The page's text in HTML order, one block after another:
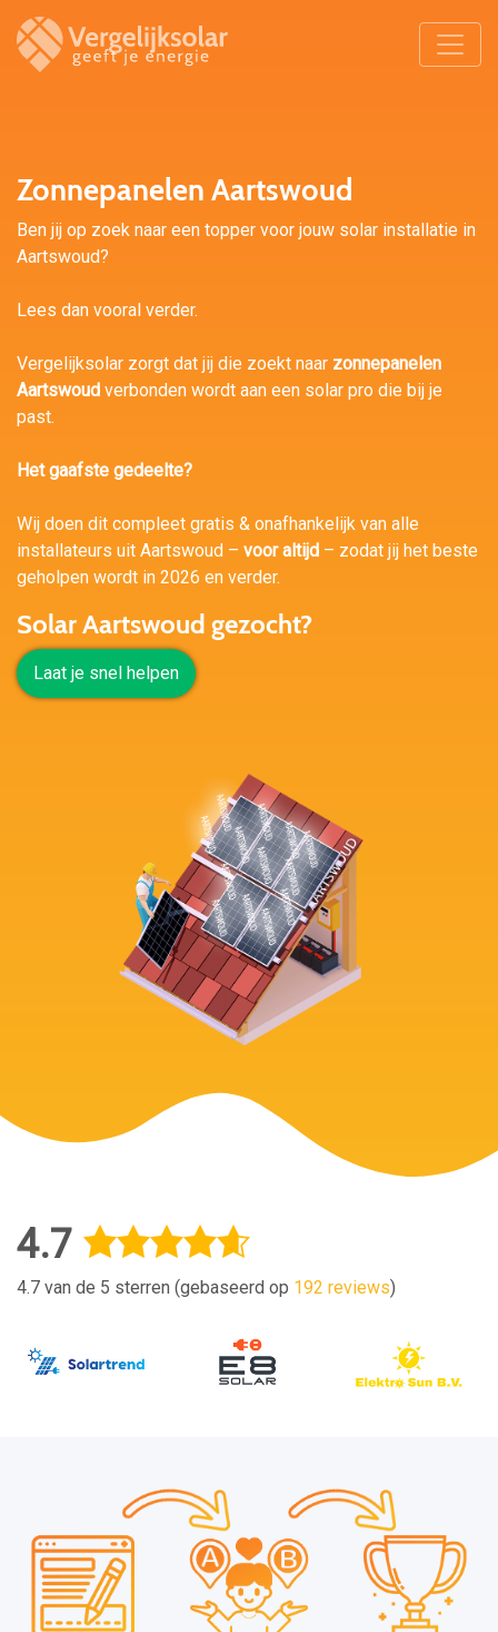
Zonnepanelen Aartswoud
Ben jij op zoek naar een topper voor jouw solar installatie in
Aartswoud?
Lees dan vooral verder.
Vergelijksolar zorgt dat jij die zoekt naar zonnepanelen
Aartswoud verbonden wordt aan een solar pro die bij je
past.
Het gaafste gedeelte?
Wij doen dit compleet gratis & onafhankelijk van alle
installateurs uit Aartswoud – voor altijd – zodat jij het beste
geholpen wordt in 2026 en verder.
Solar Aartswoud gezocht?
Laat je snel helpen
4.7
4.7 van de 5 sterren (gebaseerd op 192 reviews)